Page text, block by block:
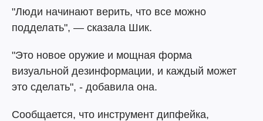
"Люди начинают верить, что все можно
подделать", — сказала Шик.
"Это новое оружие и мощная форма
визуальной дезинформации, и каждый может
это сделать", - добавила она.
Сообщается, что инструмент дипфейка,